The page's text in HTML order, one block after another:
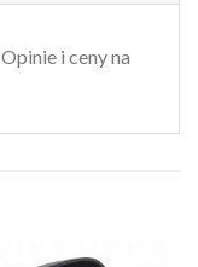
i ceny na